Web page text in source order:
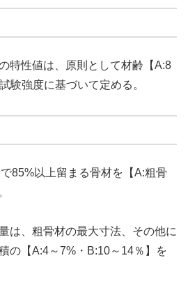
特性値は、原則として材齢【A:8
験強度に基づいて定める。
85%以上留まる骨材を【A:粗骨
は、粗骨材の最大寸法、その他に
の【A:4～7%・B:10～14％】を